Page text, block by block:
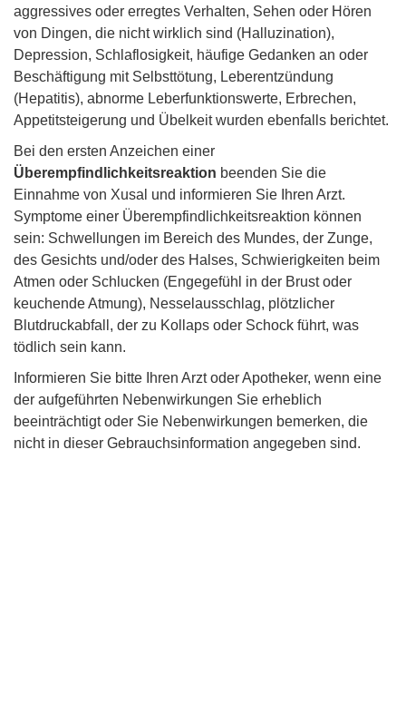
aggressives oder erregtes Verhalten, Sehen oder Hören
von Dingen, die nicht wirklich sind (Halluzination),
Depression, Schlaflosigkeit, häufige Gedanken an oder
Beschäftigung mit Selbsttötung, Leberentzündung
(Hepatitis), abnorme Leberfunktionswerte, Erbrechen,
Appetitsteigerung und Übelkeit wurden ebenfalls berichtet.
Bei den ersten Anzeichen einer
Überempfindlichkeitsreaktion beenden Sie die
Einnahme von Xusal und informieren Sie Ihren Arzt.
Symptome einer Überempfindlichkeitsreaktion können
sein: Schwellungen im Bereich des Mundes, der Zunge,
des Gesichts und/oder des Halses, Schwierigkeiten beim
Atmen oder Schlucken (Engegefühl in der Brust oder
keuchende Atmung), Nesselausschlag, plötzlicher
Blutdruckabfall, der zu Kollaps oder Schock führt, was
tödlich sein kann.
Informieren Sie bitte Ihren Arzt oder Apotheker, wenn eine
der aufgeführten Nebenwirkungen Sie erheblich
beeinträchtigt oder Sie Nebenwirkungen bemerken, die
nicht in dieser Gebrauchsinformation angegeben sind.